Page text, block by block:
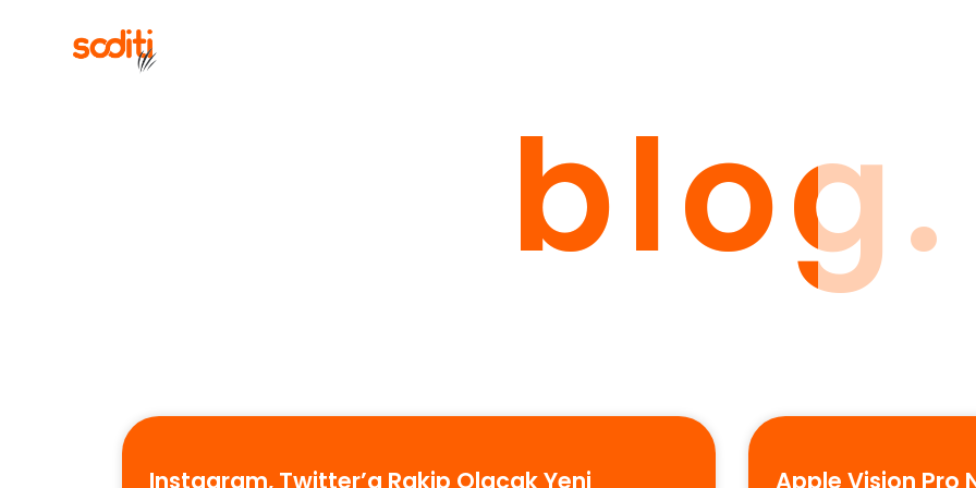
İçeriğe
blog.
Instagram, Twitter’a Rakip Olacak Yeni
Apple Vision Pro